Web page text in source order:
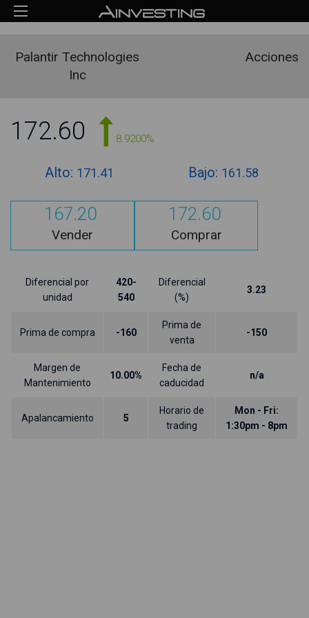
Palantir Technologies
Inc
Acciones
172.60 8.9200%
Alto: 171.41 Bajo: 161.58
167.20
Vender
172.60
Comprar
Diferencial por
unidad
420-
540
Diferencial
(%)
3.23
Prima de compra -160
Prima de
venta
-150
Margen de
Mantenimiento
10.00%
Fecha de
caducidad
n/a
Apalancamiento 5
Horario de
trading
Mon - Fri:
1:30pm - 8pm